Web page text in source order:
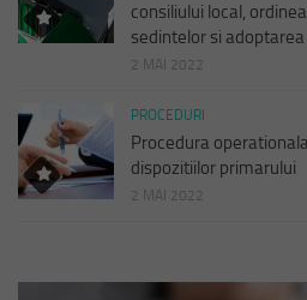
consiliului local,
sedintelor si
2 MAI 2022
PROCEDURI
Procedura
dispozitiilor primarului
2 MAI 2022